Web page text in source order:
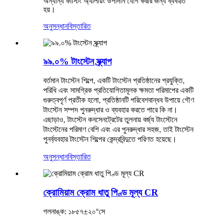
হয়।
অনুসন্ধানবিস্তারিত
৯৯.০% টাংস্টেন স্ক্র্যাপ
বর্তমান টাংস্টেন শিল্পে, একটি টাংস্টেন প্রতিষ্ঠানের প্রযুক্তি,
পরিধি এবং সামগ্রিক প্রতিযোগিতামূলক ক্ষমতা পরিমাপের একটি
গুরুত্বপূর্ণ প্রতীক হলো, প্রতিষ্ঠানটি পরিবেশবান্ধব উপায়ে গৌণ
টাংস্টেন সম্পদ পুনরুদ্ধার ও ব্যবহার করতে পারে কি না।
এছাড়াও, টাংস্টেন কনসেনট্রেটের তুলনায় বর্জ্য টাংস্টেনে
টাংস্টেনের পরিমাণ বেশি এবং এর পুনরুদ্ধার সহজ, তাই টাংস্টেন
পুনর্ব্যবহার টাংস্টেন শিল্পের কেন্দ্রবিন্দুতে পরিণত হয়েছে।
অনুসন্ধানবিস্তারিত
ক্রোমিয়াম ক্রোম ধাতু পিণ্ড মূল্য CR
গলনাঙ্ক: ১৮৫৭±২০°সে